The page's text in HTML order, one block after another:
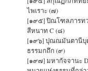
ไพเราะ (๗)
[๑๙๕] ปิณโฑลภารทว
สีหนาท C (๘)
[๑๙๖] ปุณณมันตานีบุต
ธรรมกถึก (๙)
[๑๙๗] มหากัจจานะ